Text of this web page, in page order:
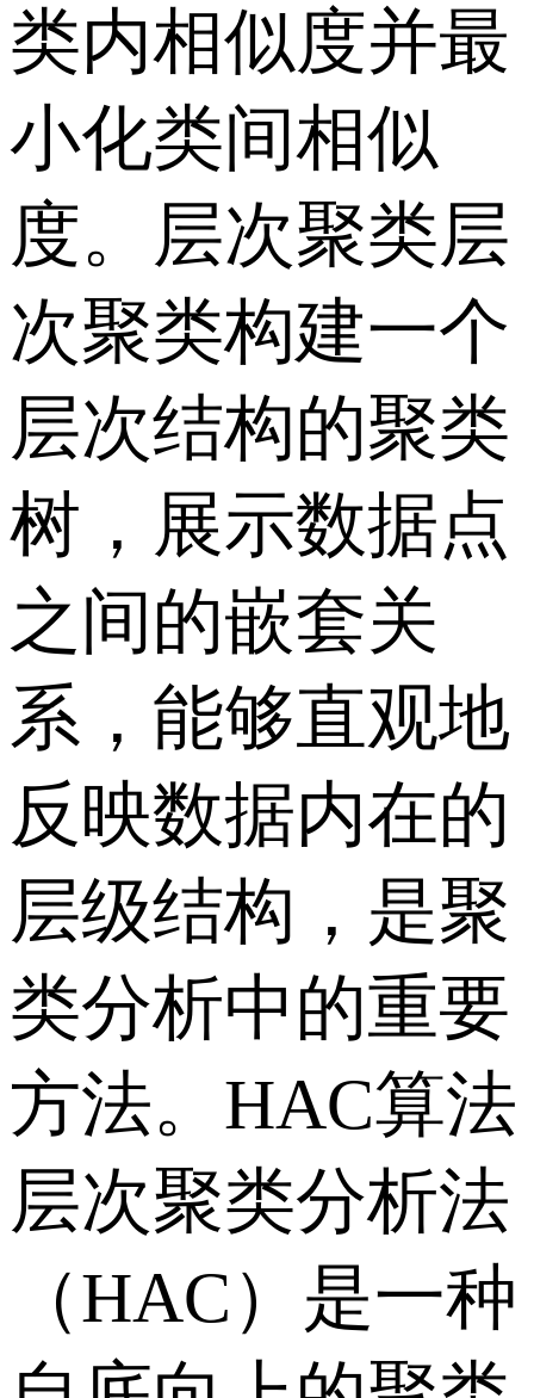
类内相似度并最
小化类间相似
度。层次聚类层
次聚类构建一个
层次结构的聚类
树，展示数据点
之间的嵌套关
系，能够直观地
反映数据内在的
层级结构，是聚
类分析中的重要
方法。HAC算法
层次聚类分析法
（HAC）是一种